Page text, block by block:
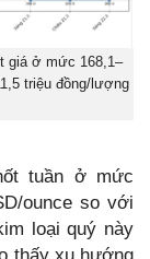
giá ở mức 168,1–
triệu đồng/lượng
tuần ở mức
ounce so với
loại quý này